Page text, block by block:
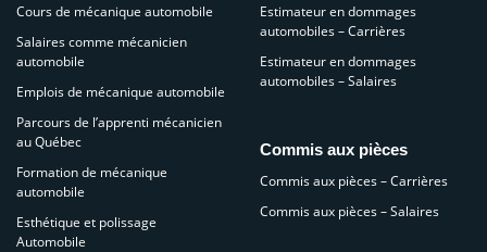
Cours de mécanique automobile
Salaires comme mécanicien
automobile
Emplois de mécanique automobile
Parcours de l’apprenti mécanicien
au Québec
Formation de mécanique
automobile
Esthétique et polissage
Automobile
Estimateur en dommages
automobiles – Carrières
Estimateur en dommages
automobiles – Salaires
Commis aux pièces
Commis aux pièces – Carrières
Commis aux pièces – Salaires